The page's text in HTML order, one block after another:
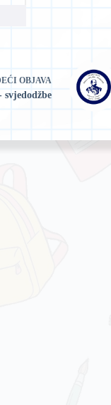
OBJAVA
svjedodžbe